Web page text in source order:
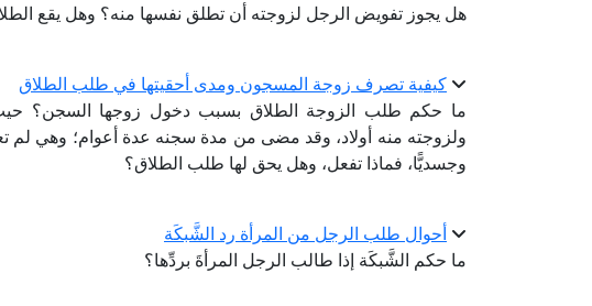
هل يجوز تفويض الرجل لزوجته أن تطلق نفسها منه؟ وهل يقع
كيفية تصرف زوجة المسجون ومدى أحقيتها في طلب الطلاق
ما حكم طلب الزوجة الطلاق بسبب دخول زوجها السجن؟
ولزوجته منه أولاد، وقد مضى من مدة سجنه عدة أعوام؛ وهي لم
وجسديًّا، فماذا تفعل، وهل يحق لها طلب الطلاق؟
أحوال طلب الرجل من المرأة رد الشَّبكَة
ما حكم الشَّبكَة إذا طالب الرجل المرأةَ بردِّها؟